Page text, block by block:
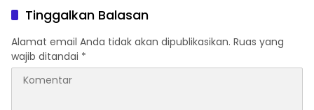
Tinggalkan Balasan
Alamat email Anda tidak akan dipublikasikan. Ruas yang
wajib ditandai *